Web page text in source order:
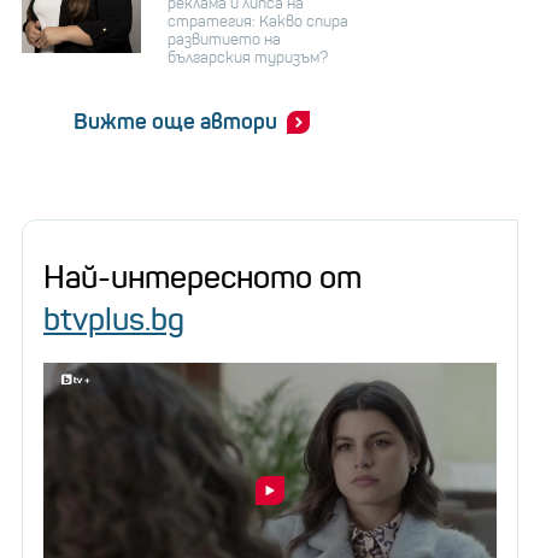
стратегия: Какво спира
развитието на
българския туризъм?
Вижте още автори
Най-интересното от
btvplus.bg